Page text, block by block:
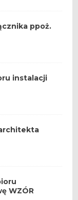
ppoż.
instalacji
WZÓR